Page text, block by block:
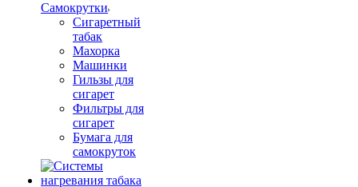
Самокрутки
Сигаретный
табак
Махорка
Машинки
Гильзы для
сигарет
Фильтры для
сигарет
Бумага для
самокруток